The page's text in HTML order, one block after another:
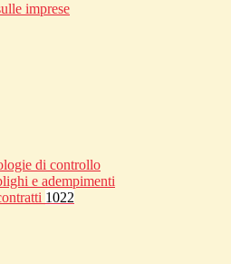
imprese
di controllo
e adempimenti
1022